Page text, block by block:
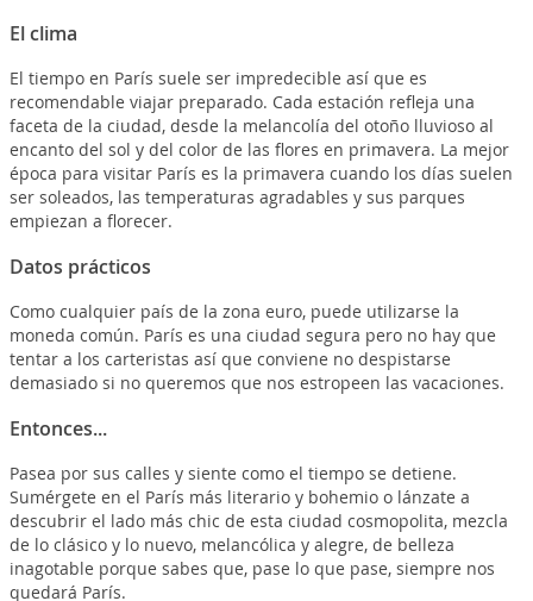
El clima
El tiempo en París suele ser impredecible así que es
recomendable viajar preparado. Cada estación refleja una
faceta de la ciudad, desde la melancolía del otoño lluvioso al
encanto del sol y del color de las flores en primavera. La mejor
época para visitar París es la primavera cuando los días suelen
ser soleados, las temperaturas agradables y sus parques
empiezan a florecer.
Datos prácticos
Como cualquier país de la zona euro, puede utilizarse la
moneda común. París es una ciudad segura pero no hay que
tentar a los carteristas así que conviene no despistarse
demasiado si no queremos que nos estropeen las vacaciones.
Entonces...
Pasea por sus calles y siente como el tiempo se detiene.
Sumérgete en el París más literario y bohemio o lánzate a
descubrir el lado más chic de esta ciudad cosmopolita, mezcla
de lo clásico y lo nuevo, melancólica y alegre, de belleza
inagotable porque sabes que, pase lo que pase, siempre nos
quedará París.